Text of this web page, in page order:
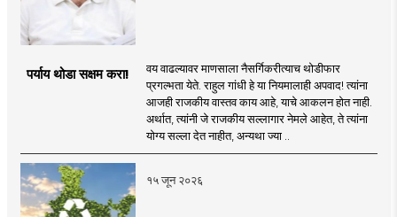
पर्याय थोडा सक्षम करा!
वय वाढल्यावर माणसाला नैसर्गिकरीत्याच थोडीफार
प्रगल्भता येते. राहुल गांधी हे या नियमालाही अपवाद! त्यांना
आजही राजकीय वास्तव काय आहे, याचे आकलन होत नाही.
अर्थात, त्यांनी जे राजकीय सल्लागार नेमले आहेत, ते त्यांना
योग्य सल्ला देत नाहीत, अन्यथा ज्या ..
१५ जून २०२६